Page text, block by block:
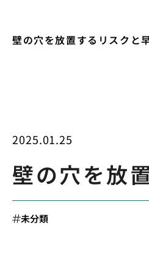
壁の穴を放置するリスクと
2025.01.25
壁の穴を放
未分類